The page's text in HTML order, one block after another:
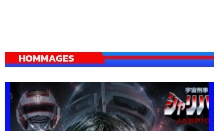
HOMMAGES